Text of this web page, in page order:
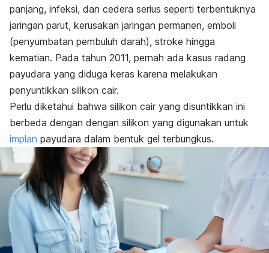
panjang, infeksi, dan cedera serius seperti terbentuknya
jaringan parut, kerusakan jaringan permanen, emboli
(penyumbatan pembuluh darah), stroke hingga
kematian. Pada tahun 2011, pernah ada kasus radang
payudara yang diduga keras karena melakukan
penyuntikkan silikon cair.
Perlu diketahui bahwa silikon cair yang disuntikkan ini
berbeda dengan dengan silikon yang digunakan untuk
implan payudara dalam bentuk gel terbungkus.